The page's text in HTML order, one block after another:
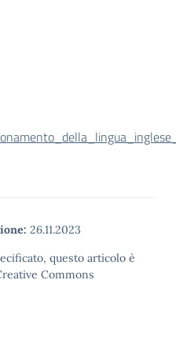
26.11.2023
questo articolo è
Commons